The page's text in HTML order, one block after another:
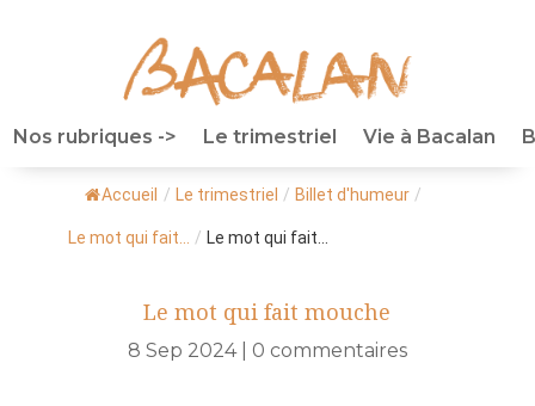
Nos rubriques -> Le trimestriel Vie à Bacalan
Accueil / Le trimestriel / Billet d'humeur /
Le mot qui fait... / Le mot qui fait...
Le mot qui fait mouche
8 Sep 2024| 0 commentaires